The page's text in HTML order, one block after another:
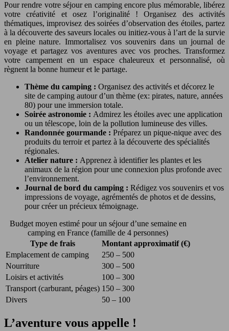
Pour rendre votre séjour en camping encore plus mémorable, libérez
votre créativité et osez l’originalité ! Organisez des activités
thématiques, improvisez des soirées d’observation des étoiles, partez
à la découverte des saveurs locales ou initiez-vous à l’art de la survie
en pleine nature. Immortalisez vos souvenirs dans un journal de
voyage et partagez vos aventures avec vos proches. Transformez
votre campement en un espace chaleureux et personnalisé, où
règnent la bonne humeur et le partage.
Thème du camping : Organisez des activités et décorez le
site de camping autour d’un thème (ex: pirates, nature, années
80) pour une immersion totale.
Soirée astronomie : Admirez les étoiles avec une application
ou un télescope, loin de la pollution lumineuse des villes.
Randonnée gourmande : Préparez un pique-nique avec des
produits du terroir et partez à la découverte des spécialités
régionales.
Atelier nature : Apprenez à identifier les plantes et les
animaux de la région pour une connexion plus profonde avec
l’environnement.
Journal de bord du camping : Rédigez vos souvenirs et vos
impressions de voyage, agrémentés de photos et de dessins,
pour créer un précieux témoignage.
Budget moyen estimé pour un séjour d’une semaine en
camping en France (famille de 4 personnes)
Type de frais
Montant approximatif (€)
Emplacement de camping
250 – 500
Nourriture
300 – 500
Loisirs et activités
100 – 300
Transport (carburant, péages) 150 – 300
Divers
50 – 100
L’aventure vous appelle !